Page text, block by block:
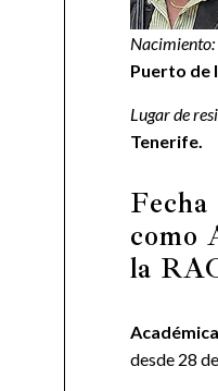
Nacimiento:
Puerto de
Lugar de
Tenerife.
como
la
desde 28